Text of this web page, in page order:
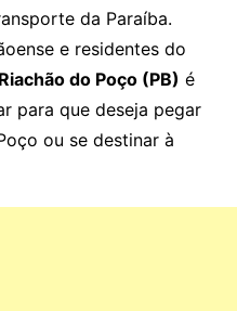
da Paraíba.
e residentes do
do Poço (PB) é
para que deseja pegar
ou se destinar à